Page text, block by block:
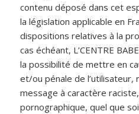
contenu déposé dans cet
la législation applicable en
dispositions relatives à la
cas échéant, L’CENTRE
la possibilité de mettre en
et/ou pénale de l’utilisateur,
message à caractère
pornographique, quel que